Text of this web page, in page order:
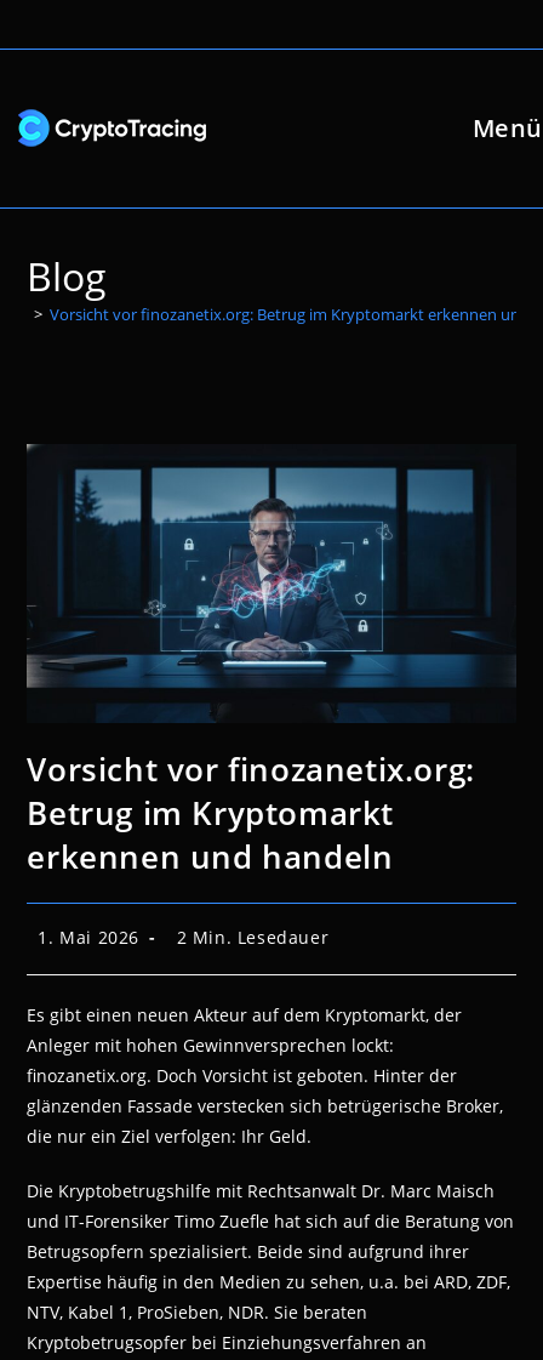
Inhalt
Menü
Blog
> Vorsicht vor finozanetix.org: Betrug im Kryptomarkt erkennen und
Vorsicht vor finozanetix.org:
Betrug im Kryptomarkt
erkennen und handeln
Beitrag
1. Mai 2026 Lesedauer:
2 Min. Lesedauer
Es gibt einen neuen Akteur auf dem Kryptomarkt, der
Anleger mit hohen Gewinnversprechen lockt:
finozanetix.org. Doch Vorsicht ist geboten. Hinter der
glänzenden Fassade verstecken sich betrügerische Broker,
die nur ein Ziel verfolgen: Ihr Geld.
Die Kryptobetrugshilfe mit Rechtsanwalt Dr. Marc Maisch
und IT-Forensiker Timo Zuefle hat sich auf die Beratung von
Betrugsopfern spezialisiert. Beide sind aufgrund ihrer
Expertise häufig in den Medien zu sehen, u.a. bei ARD, ZDF,
NTV, Kabel 1, ProSieben, NDR. Sie beraten
Kryptobetrugsopfer bei Einziehungsverfahren an